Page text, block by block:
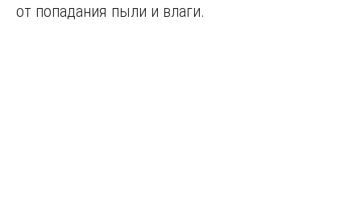
от попадания пыли и влаги.